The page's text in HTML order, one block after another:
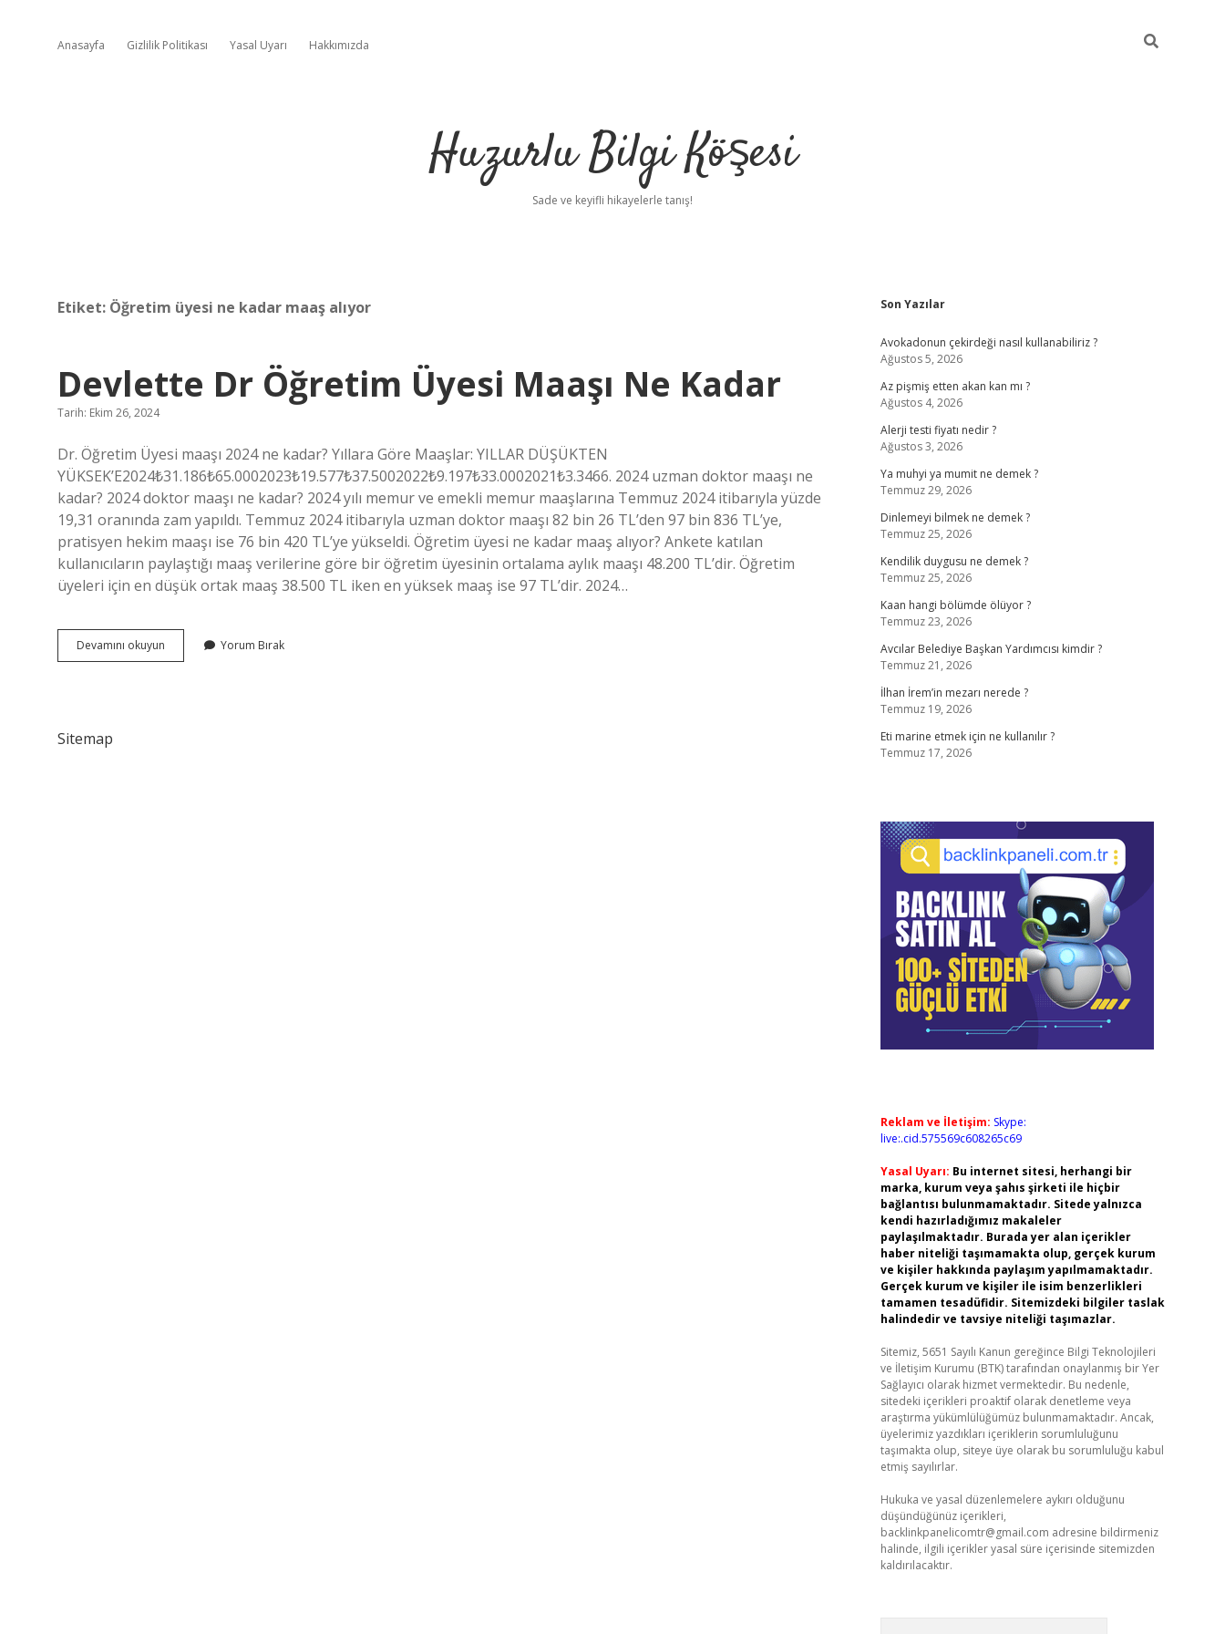
Anasayfa Gizlilik Politikası Yasal Uyarı Hakkımızda
Huzurlu Bilgi Köşesi
Sade ve keyifli hikayelerle tanış!
Etiket: Öğretim üyesi ne kadar maaş alıyor
Devlette Dr Öğretim Üyesi Maaşı Ne Kadar
Tarih: Ekim 26, 2024
Dr. Öğretim Üyesi maaşı 2024 ne kadar? Yıllara Göre Maaşlar: YILLAR DÜŞÜKTEN
YÜKSEK’E2024₺31.186₺65.0002023₺19.577₺37.5002022₺9.197₺33.0002021₺3.3466. 2024 uzman doktor maaşı ne
kadar? 2024 doktor maaşı ne kadar? 2024 yılı memur ve emekli memur maaşlarına Temmuz 2024 itibarıyla yüzde
19,31 oranında zam yapıldı. Temmuz 2024 itibarıyla uzman doktor maaşı 82 bin 26 TL’den 97 bin 836 TL’ye,
pratisyen hekim maaşı ise 76 bin 420 TL’ye yükseldi. Öğretim üyesi ne kadar maaş alıyor? Ankete katılan
kullanıcıların paylaştığı maaş verilerine göre bir öğretim üyesinin ortalama aylık maaşı 48.200 TL’dir. Öğretim
üyeleri için en düşük ortak maaş 38.500 TL iken en yüksek maaş ise 97 TL’dir. 2024…
Devamını okuyun Devlette
Dr
Yorum Bırak
Sitemap
Sidebar
Son Yazılar
Avokadonun çekirdeği nasıl kullanabiliriz ?
Ağustos 5, 2026
Az pişmiş etten akan kan mı ?
Ağustos 4, 2026
Alerji testi fiyatı nedir ?
Ağustos 3, 2026
Ya muhyi ya mumit ne demek ?
Temmuz 29, 2026
Dinlemeyi bilmek ne demek ?
Temmuz 25, 2026
Kendilik duygusu ne demek ?
Temmuz 25, 2026
Kaan hangi bölümde ölüyor ?
Temmuz 23, 2026
Avcılar Belediye Başkan Yardımcısı kimdir ?
Temmuz 21, 2026
İlhan İrem’in mezarı nerede ?
Temmuz 19, 2026
Eti marine etmek için ne kullanılır ?
Temmuz 17, 2026
Reklam ve İletişim: Skype:
live:.cid.575569c608265c69
Yasal Uyarı: Bu internet sitesi, herhangi bir
marka, kurum veya şahıs şirketi ile hiçbir
bağlantısı bulunmamaktadır. Sitede yalnızca
kendi hazırladığımız makaleler
paylaşılmaktadır. Burada yer alan içerikler
haber niteliği taşımamakta olup, gerçek kurum
ve kişiler hakkında paylaşım yapılmamaktadır.
Gerçek kurum ve kişiler ile isim benzerlikleri
tamamen tesadüfidir. Sitemizdeki bilgiler taslak
halindedir ve tavsiye niteliği taşımazlar.
Sitemiz, 5651 Sayılı Kanun gereğince Bilgi Teknolojileri
ve İletişim Kurumu (BTK) tarafından onaylanmış bir Yer
Sağlayıcı olarak hizmet vermektedir. Bu nedenle,
sitedeki içerikleri proaktif olarak denetleme veya
araştırma yükümlülüğümüz bulunmamaktadır. Ancak,
üyelerimiz yazdıkları içeriklerin sorumluluğunu
taşımakta olup, siteye üye olarak bu sorumluluğu kabul
etmiş sayılırlar.
Hukuka ve yasal düzenlemelere aykırı olduğunu
düşündüğünüz içerikleri,
backlinkpanelicomtr@gmail.com adresine bildirmeniz
halinde, ilgili içerikler yasal süre içerisinde sitemizden
kaldırılacaktır.